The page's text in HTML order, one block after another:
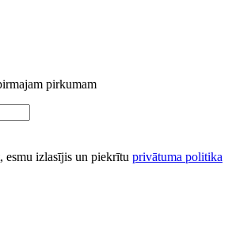
pirkumam
izlasījis un piekrītu privātuma politika